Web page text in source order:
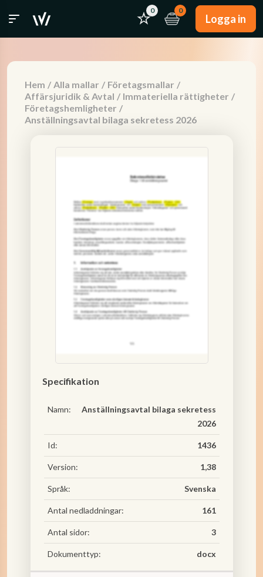
0 0
Logga in
Hem / Alla mallar / Företagsmallar /
Affärsjuridik & Avtal / Immateriella rättigheter /
Företagshemligheter /
Anställningsavtal bilaga sekretess 2026
Specifikation
Namn:
Anställningsavtal bilaga sekretess
2026
Id: 1436
Version: 1,38
Språk: Svenska
Antal nedladdningar: 161
Antal sidor: 3
Dokumenttyp: docx